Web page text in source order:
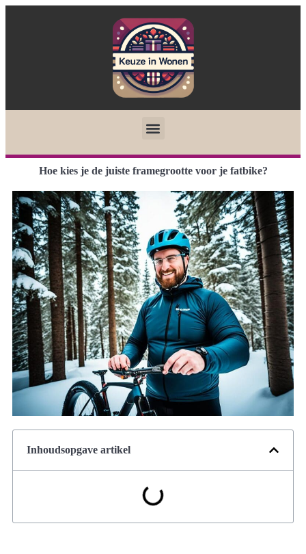
Hoe kies je de juiste framegrootte voor je fatbike?
Inhoudsopgave artikel